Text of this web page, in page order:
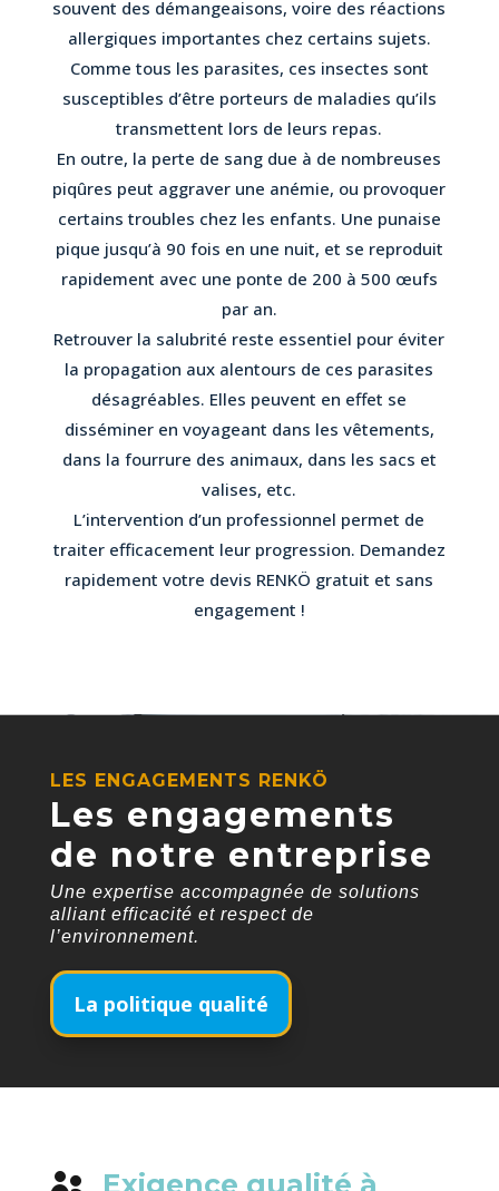
souvent des démangeaisons, voire des réactions
allergiques importantes chez certains sujets.
Comme tous les parasites, ces insectes sont
susceptibles d’être porteurs de maladies qu’ils
transmettent lors de leurs repas.
En outre, la perte de sang due à de nombreuses
piqûres peut aggraver une anémie, ou provoquer
certains troubles chez les enfants. Une punaise
pique jusqu’à 90 fois en une nuit, et se reproduit
rapidement avec une ponte de 200 à 500 œufs
par an.
Retrouver la salubrité reste essentiel pour éviter
la propagation aux alentours de ces parasites
désagréables. Elles peuvent en effet se
disséminer en voyageant dans les vêtements,
dans la fourrure des animaux, dans les sacs et
valises, etc.
L’intervention d’un professionnel permet de
traiter efficacement leur progression. Demandez
rapidement votre devis RENKÖ gratuit et sans
engagement !
LES ENGAGEMENTS RENKÖ
Les engagements
de notre entreprise
Une expertise accompagnée de solutions
alliant efficacité et respect de
l’environnement.
La politique qualité
Exigence qualité à